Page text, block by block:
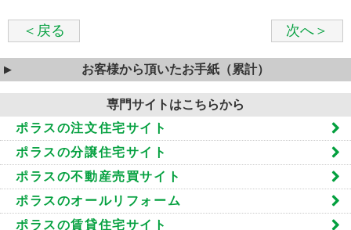
＜戻る 次へ＞
お客様から頂いたお手紙（累計）
専門サイトはこちらから
ポラスの注文住宅サイト
ポラスの分譲住宅サイト
ポラスの不動産売買サイト
ポラスのオールリフォーム
ポラスの賃貸住宅サイト